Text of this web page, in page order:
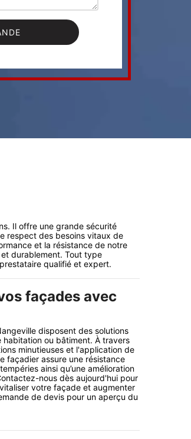
Il offre une grande sécurité
respect des besoins vitaux de
et la résistance de notre
durablement. Tout type
qualifié et expert.
façades avec
disposent des solutions
ou bâtiment. À travers
minutieuses et l'application de
façadier assure une résistance
ainsi qu’une amélioration
nous dès aujourd'hui pour
votre façade et augmenter
de devis pour un aperçu du